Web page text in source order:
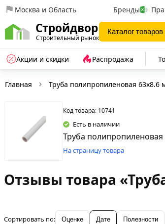
Москва и Область Бренды
Стройдвор
Строительный рынок
Каталог товаров
Акции и скидки Распродажа
Главная Труба полипропиленовая 63х8.6
Код товара: 10741
Есть в наличии
Труба
На страницу товара
Отзывы товара
Сортировать по: Оценке Дате Полезности